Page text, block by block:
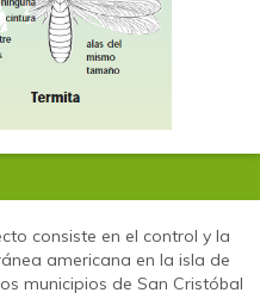
consiste en el control y la
americana en la isla de
municipios de San Cristóbal